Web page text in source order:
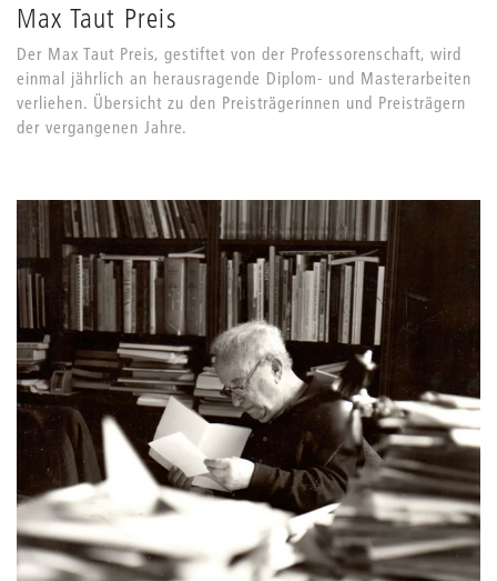
Max Taut Preis
Der Max Taut Preis, gestiftet von der Professorenschaft, wird
einmal jährlich an herausragende Diplom- und Masterarbeiten
verliehen. Übersicht zu den Preisträgerinnen und Preisträgern
der vergangenen Jahre.